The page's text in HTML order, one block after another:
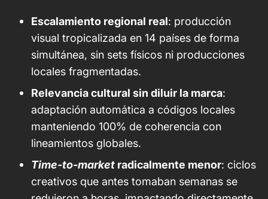
Escalamiento regional real: producción
visual tropicalizada en 14 países de forma
simultánea, sin sets físicos ni producciones
locales fragmentadas.
Relevancia cultural sin diluir la marca:
adaptación automática a códigos locales
manteniendo 100% de coherencia con
lineamientos globales.
Time-to-market radicalmente menor: ciclos
creativos que antes tomaban semanas se